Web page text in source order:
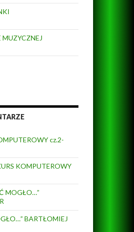
cz.2-
KOMPUTEROWY
MOGŁO…”
BARTŁOMIEJ